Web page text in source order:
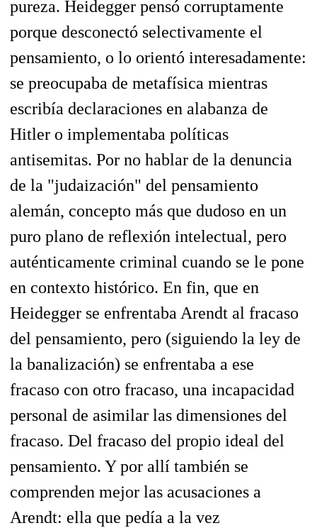
pureza. Heidegger pensó corruptamente
porque desconectó selectivamente el
pensamiento, o lo orientó interesadamente:
se preocupaba de metafísica mientras
escribía declaraciones en alabanza de
Hitler o implementaba políticas
antisemitas. Por no hablar de la denuncia
de la "judaización" del pensamiento
alemán, concepto más que dudoso en un
puro plano de reflexión intelectual, pero
auténticamente criminal cuando se le pone
en contexto histórico. En fin, que en
Heidegger se enfrentaba Arendt al fracaso
del pensamiento, pero (siguiendo la ley de
la banalización) se enfrentaba a ese
fracaso con otro fracaso, una incapacidad
personal de asimilar las dimensiones del
fracaso. Del fracaso del propio ideal del
pensamiento. Y por allí también se
comprenden mejor las acusaciones a
Arendt: ella que pedía a la vez